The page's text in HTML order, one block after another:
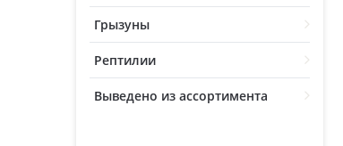
Грызуны
Рептилии
Выведено из ассортимента